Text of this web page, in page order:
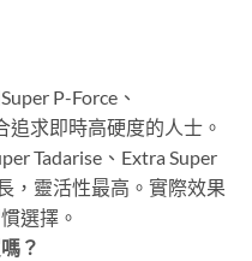
P-Force、
追求即時高硬度的人士。
Tadarise、Extra Super
，靈活性最高。實際效果
選擇。
？